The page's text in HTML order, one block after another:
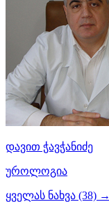
დავით ჭავჭანიძე
უროლოგია
ყველას ნახვა (38) →